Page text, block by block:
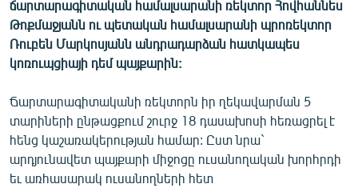
ՏԵՍԱՆՅՈՒԹԵՐ
ԲԱՆԱՎԵՃ
ՁԳՏԵԼՈՎ ԼԱՎԱԳՈՒՅՆԻՆ
ՓՈԴՔԱՍԹ
Հայերեն
English
ճարտարագիտական համալսարանի ռեկտոր Հովհաննես
Թոքմաջյանն ու պետական համալսարանի պրոռեկտոր
Ռուբեն Մարկոսյանն անդրադարձան հատկապես
կոռուպցիայի դեմ պայքարին:
Ճարտարագիտականի ռեկտորն իր ղեկավարման 5
տարիների ընթացքում շուրջ 18 դասախոսի հեռացրել է
հենց կաշառակերության համար: Ըստ նրա`
արդյունավետ պայքարի միջոցը ուսանողական խորհրդի
եւ առհասարակ ուսանողների հետ